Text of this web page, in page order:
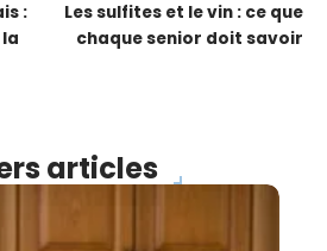
:
Les sulfites et le vin : ce que
chaque senior doit savoir
articles